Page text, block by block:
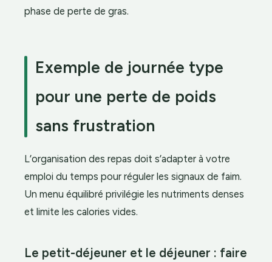
phase de perte de gras.
Exemple de journée type
pour une perte de poids
sans frustration
L’organisation des repas doit s’adapter à votre
emploi du temps pour réguler les signaux de faim.
Un menu équilibré privilégie les nutriments denses
et limite les calories vides.
Le petit-déjeuner et le déjeuner : faire